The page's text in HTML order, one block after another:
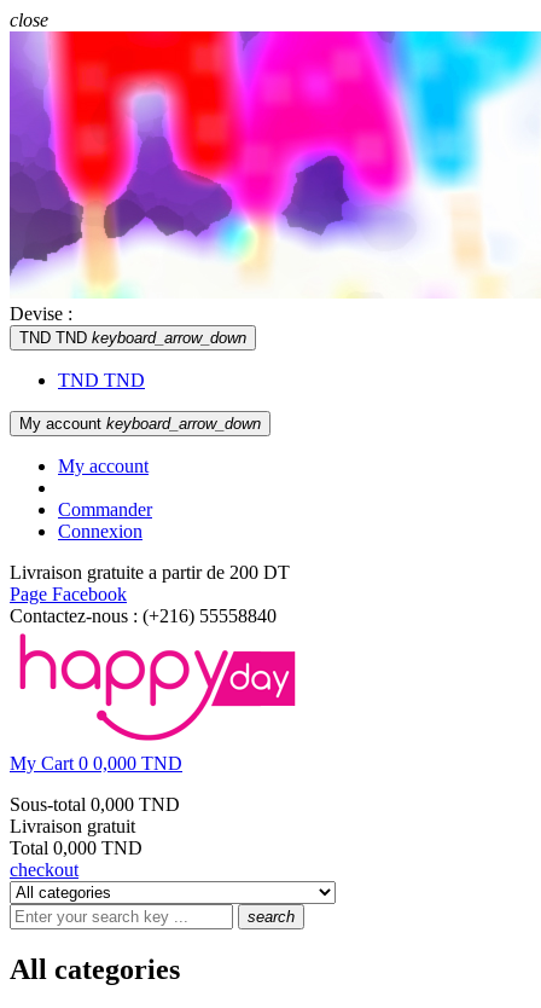
close
Devise :
TND TND keyboard_arrow_down
TND TND
My account keyboard_arrow_down
My account
Commander
Connexion
Livraison gratuite a partir de 200 DT
Page Facebook
Contactez-nous : (+216) 55558840
My Cart 0 0,000 TND
Sous-total 0,000 TND
Livraison gratuit
Total 0,000 TND
checkout
search
All categories